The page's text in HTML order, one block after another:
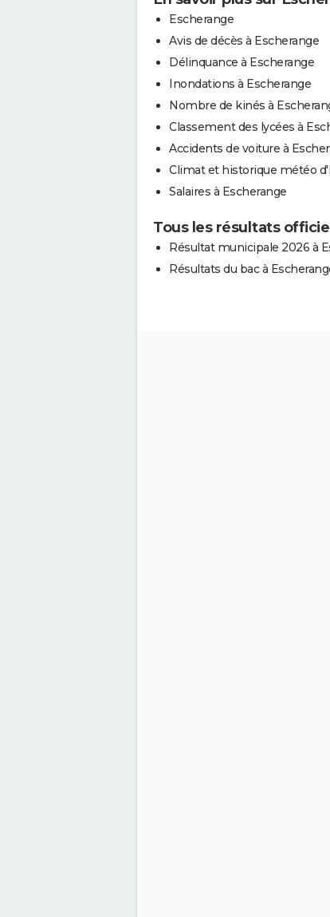
Escherange
Avis de décès à Escherange
Délinquance à Escherange
Inondations à Escherange
Nombre de kinés à
Classement des lycées à
Accidents de voiture à
Climat et historique météo
Salaires à Escherange
Tous les résultats
Résultat municipale 2026 à
Résultats du bac à